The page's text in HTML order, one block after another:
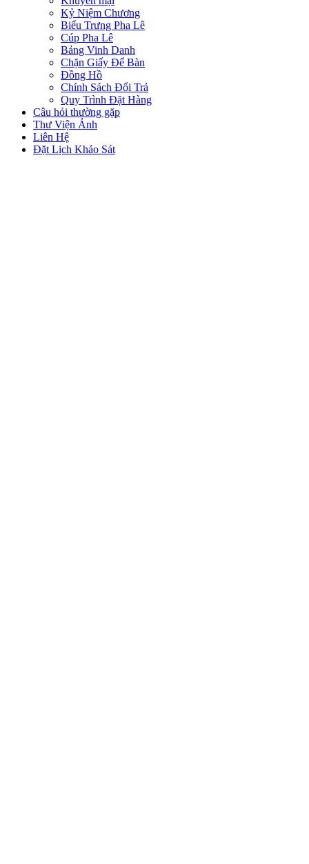
Kỷ Niệm Chương
Biểu Trưng Pha Lê
Cúp Pha Lê
Bảng Vinh Danh
Chặn Giấy Để Bàn
Đồng Hồ
Chính Sách Đổi Trả
Quy Trình Đặt Hàng
Câu hỏi thường gặp
Thư Viện Ảnh
Liên Hệ
Đặt Lịch Khảo Sát